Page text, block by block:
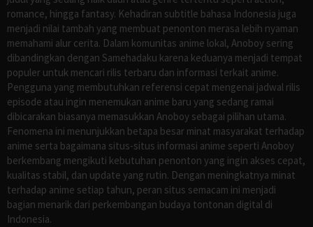
romance, hingga fantasy. Kehadiran subtitle bahasa Indonesia juga
menjadi nilai tambah yang membuat penonton merasa lebih nyaman
memahami alur cerita. Dalam komunitas anime lokal, Anoboy sering
dibandingkan dengan Samehadaku karena keduanya menjadi tempat
populer untuk mencari rilis terbaru dan informasi terkait anime.
Pengguna yang membutuhkan referensi cepat mengenai jadwal rilis
episode atau ingin menemukan anime baru yang sedang ramai
dibicarakan biasanya memasukkan Anoboy sebagai pilihan utama.
Fenomena ini menunjukkan betapa besar minat masyarakat terhadap
anime serta bagaimana situs-situs informasi anime seperti Anoboy
berkembang mengikuti kebutuhan penonton yang ingin akses cepat,
kualitas stabil, dan update yang rutin. Dengan meningkatnya minat
terhadap anime setiap tahun, peran situs semacam ini menjadi
bagian menarik dari perkembangan budaya tontonan digital di
Indonesia.